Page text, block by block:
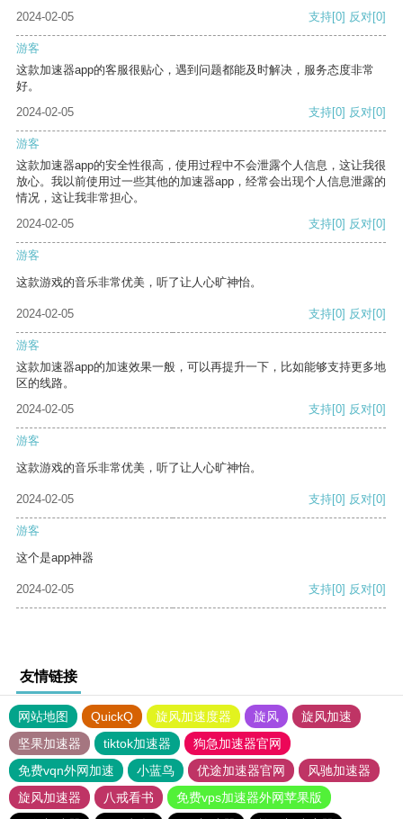
2024-02-05
支持[0] 反对[0]
游客
这款加速器app的客服很贴心，遇到问题都能及时解决，服务态度非常
好。
2024-02-05
支持[0] 反对[0]
游客
这款加速器app的安全性很高，使用过程中不会泄露个人信息，这让我很
放心。我以前使用过一些其他的加速器app，经常会出现个人信息泄露的
情况，这让我非常担心。
2024-02-05
支持[0] 反对[0]
游客
这款游戏的音乐非常优美，听了让人心旷神怡。
2024-02-05 支持[0] 反对[0]
游客
这款加速器app的加速效果一般，可以再提升一下，比如能够支持更多地
区的线路。
2024-02-05
支持[0] 反对[0]
游客
这款游戏的音乐非常优美，听了让人心旷神怡。
2024-02-05 支持[0] 反对[0]
游客
这个是app神器
2024-02-05 支持[0] 反对[0]
友情链接
网站地图 QuickQ 旋风加速度器 旋风
旋风加速
坚果加速器
tiktok加速器
狗急加速器官网
免费vqn外网加速
小蓝鸟 优途加速器官网
风驰加速器
旋风加速器
八戒看书
免费vps加速器外网苹果版